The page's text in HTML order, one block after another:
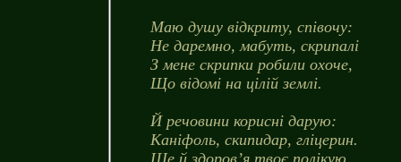
Маю душу відкриту, співочу:
Не даремно, мабуть, скрипалі
З мене скрипки робили охоче,
Що відомі на цілій землі.
Й речовини корисні дарую:
Каніфоль, скипидар, гліцерин.